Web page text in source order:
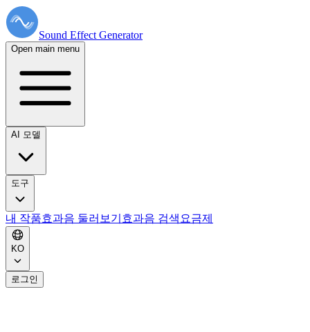
Sound Effect Generator
Open main menu
AI 모델
도구
내 작품효과음 둘러보기 효과음 검색 요금제
KO
로그인